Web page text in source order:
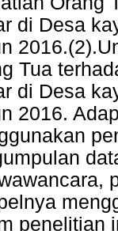
di Desa
Tua
di Desa
2016.
penelitian